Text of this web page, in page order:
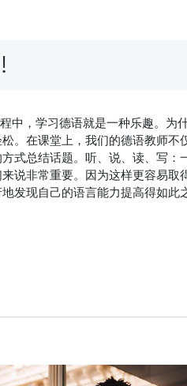
中，学习德语就是一种乐趣。为
。在课堂上，我们的德语教师不
式总结话题。听、说、读、写：
说非常重要。因为这样更容易取
发现自己的语言能力提高得如此之